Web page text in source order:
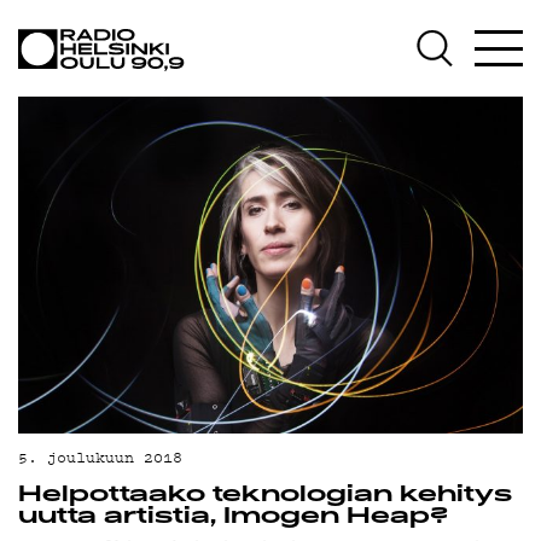
AJANKOHTAISTA
OHJELMAT
TEKIJÄT
ON-DEMAND
PODCAST
MAINOSTA
YHTEYSTIEDOT
G LIVELAB
YSTÄVÄKLUBI
TIETOSUOJA
5. joulukuun 2018
Helpottaako teknologian kehitys
uutta artistia, Imogen Heap?